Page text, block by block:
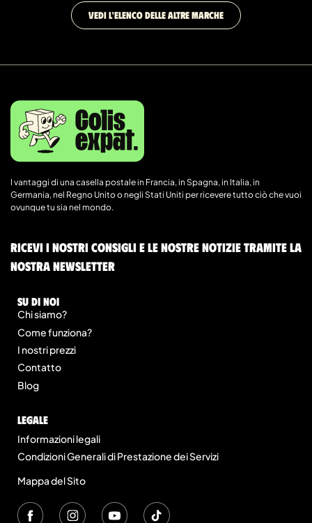
VEDI L'ELENCO DELLE ALTRE MARCHE
I vantaggi di una casella postale in Francia, in Spagna, in Italia, in
Germania, nel Regno Unito o negli Stati Uniti per ricevere tutto ciò che vuoi
ovunque tu sia nel mondo.
Ricevi i nostri consigli e le nostre notizie tramite la
nostra newsletter
Su di noi
Chi siamo?
Come funziona?
I nostri prezzi
Contatto
Blog
legale
Informazioni legali
Condizioni Generali di Prestazione dei Servizi
Mappa del Sito